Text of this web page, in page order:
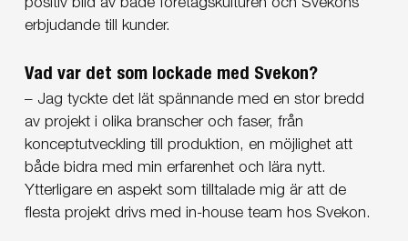
positiv bild av både företagskulturen och Svekons
erbjudande till kunder.
Vad var det som lockade med Svekon?
– Jag tyckte det lät spännande med en stor bredd
av projekt i olika branscher och faser, från
konceptutveckling till produktion, en möjlighet att
både bidra med min erfarenhet och lära nytt.
Ytterligare en aspekt som tilltalade mig är att de
flesta projekt drivs med in-house team hos Svekon.